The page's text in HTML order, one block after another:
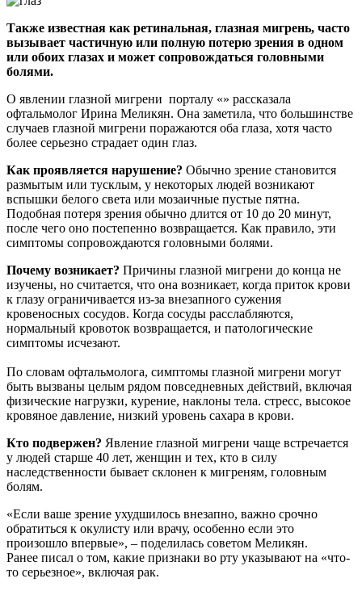
Также известная как ретинальная, глазная мигрень, часто
вызывает частичную или полную потерю зрения в одном
или обоих глазах и может сопровождаться головными
болями.
О явлении глазной мигрени порталу «» рассказала
офтальмолог Ирина Меликян. Она заметила, что большинстве
случаев глазной мигрени поражаются оба глаза, хотя часто
более серьезно страдает один глаз.
Как проявляется нарушение? Обычно зрение становится
размытым или тусклым, у некоторых людей возникают
вспышки белого света или мозаичные пустые пятна.
Подобная потеря зрения обычно длится от 10 до 20 минут,
после чего оно постепенно возвращается. Как правило, эти
симптомы сопровождаются головными болями.
Почему возникает? Причины глазной мигрени до конца не
изучены, но считается, что она возникает, когда приток крови
к глазу ограничивается из-за внезапного сужения
кровеносных сосудов. Когда сосуды расслабляются,
нормальный кровоток возвращается, и патологические
симптомы исчезают.
По словам офтальмолога, симптомы глазной мигрени могут
быть вызваны целым рядом повседневных действий, включая
физические нагрузки, курение, наклоны тела. стресс, высокое
кровяное давление, низкий уровень сахара в крови.
Кто подвержен? Явление глазной мигрени чаще встречается
у людей старше 40 лет, женщин и тех, кто в силу
наследственности бывает склонен к мигреням, головным
болям.
«Если ваше зрение ухудшилось внезапно, важно срочно
обратиться к окулисту или врачу, особенно если это
произошло впервые», – поделилась советом Меликян.
Ранее писал о том, какие признаки во рту указывают на «что-
то серьезное», включая рак.